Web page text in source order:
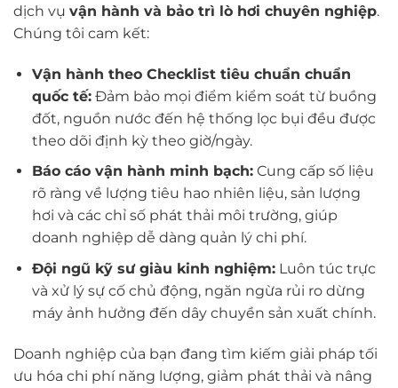
dịch vụ vận hành và bảo trì lò hơi chuyên nghiệp.
Chúng tôi cam kết:
Vận hành theo Checklist tiêu chuẩn chuẩn
quốc tế:Đảm bảo mọi điểm kiểm soát từ buồng
đốt, nguồn nước đến hệ thống lọc bụi đều được
theo dõi định kỳ theo giờ/ngày.
Báo cáo vận hành minh bạch:Cung cấp số liệu
rõ ràng về lượng tiêu hao nhiên liệu, sản lượng
hơi và các chỉ số phát thải môi trường, giúp
doanh nghiệp dễ dàng quản lý chi phí.
Đội ngũ kỹ sư giàu kinh nghiệm:Luôn túc trực
và xử lý sự cố chủ động, ngăn ngừa rủi ro dừng
máy ảnh hưởng đến dây chuyền sản xuất chính.
Doanh nghiệp của bạn đang tìm kiếm giải pháp tối
ưu hóa chi phí năng lượng, giảm phát thải và nâng